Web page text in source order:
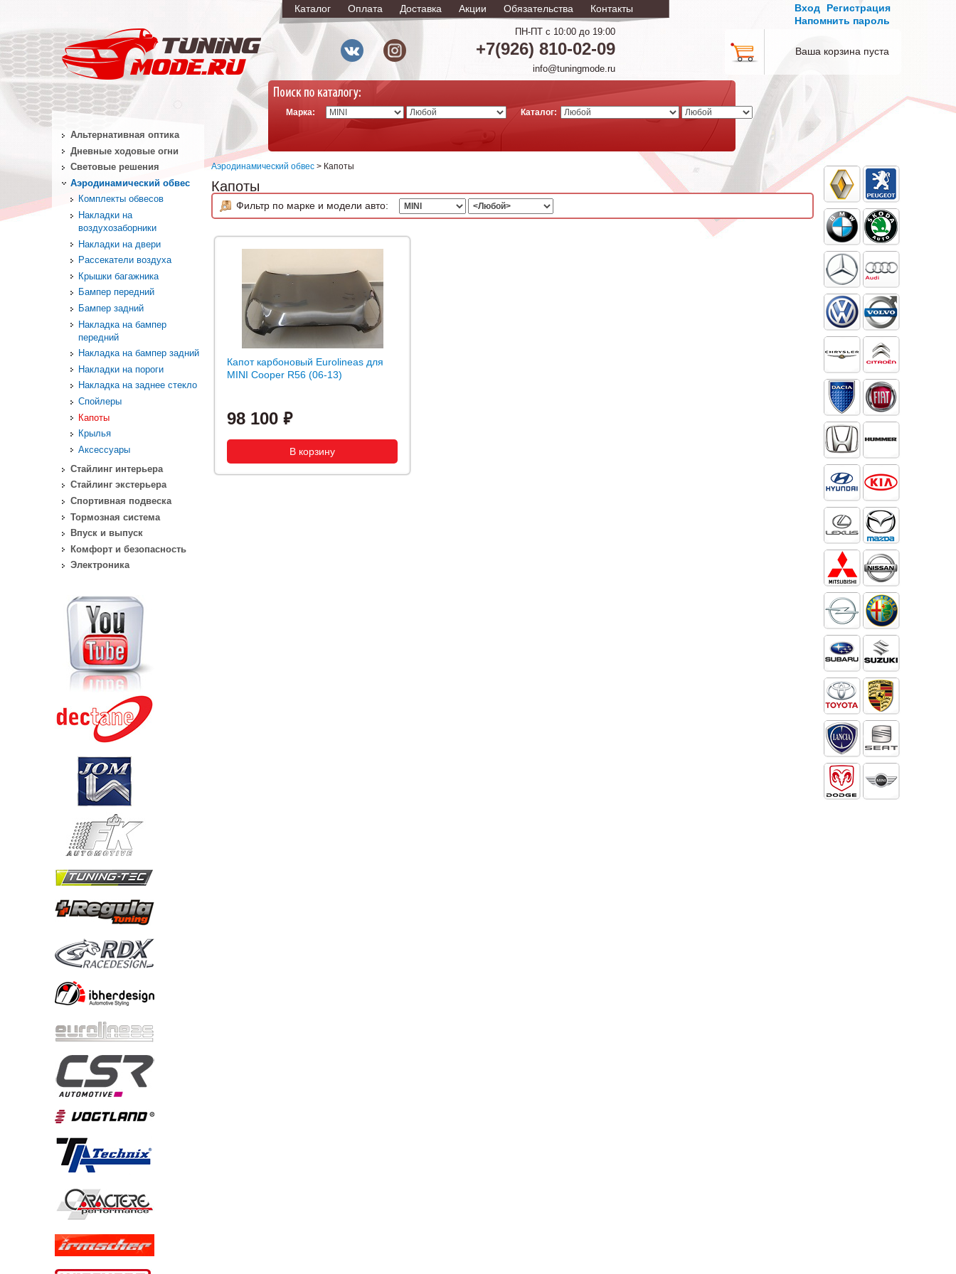
ПН-ПТ с 10:00 до 19:00
+7(926) 810-02-09
info@tuningmode.ru
Каталог Оплата Доставка Акции Обязательства Контакты Вход
Регистрация
Напомнить пароль
Ваша корзина пуста
Марка: Каталог:
Аэродинамический обвес > Капоты
Капоты
Фильтр по марке и модели авто:
Капот карбоновый Eurolineas для
MINI Cooper R56 (06-13)
98 100
Альтернативная оптика
Дневные ходовые огни
Световые решения
Аэродинамический обвес
Комплекты обвесов
Накладки на
воздухозаборники
Накладки на двери
Рассекатели воздуха
Крышки багажника
Бампер передний
Бампер задний
Накладка на бампер
передний
Накладка на бампер задний
Накладки на пороги
Накладка на заднее стекло
Спойлеры
Капоты
Крылья
Аксессуары
Стайлинг интерьера
Стайлинг экстерьера
Спортивная подвеска
Тормозная система
Впуск и выпуск
Комфорт и безопасность
Электроника